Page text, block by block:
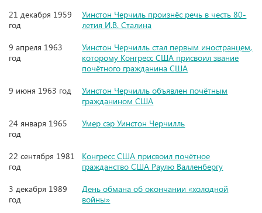
21 декабря 1959
год
Уинстон Черчиль произнёс речь в честь 80-
летия И.В. Сталина
9 апреля 1963
год
Уинстон Черчилль стал первым иностранцем,
которому Конгресс США присвоил звание
почётного гражданина США
9 июня 1963 год
Уинстон Черчилль объявлен почётным
гражданином США
24 января 1965
год
Умер сэр Уинстон Черчилль
22 сентября 1981
год
Конгресс США присвоил почётное
гражданство США Раулю Валленбергу
3 декабря 1989
год
День обмана об окончании «холодной
войны»